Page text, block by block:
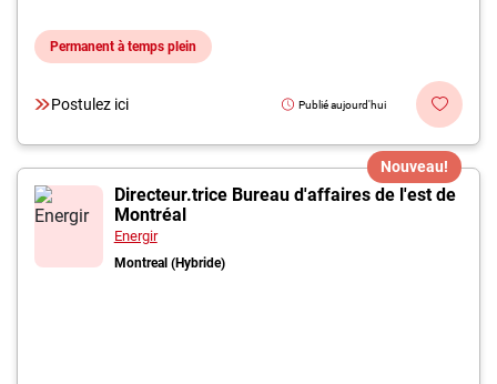
Permanent à temps plein
Postulez ici Publié aujourd'hui
Nouveau!
Directeur.trice Bureau d'affaires de l'est de
Montréal
Energir
Montreal (Hybride)